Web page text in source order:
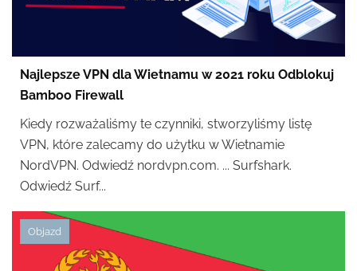
Najlepsze VPN dla Wietnamu w 2021 roku Odblokuj
Bamboo Firewall
Kiedy rozważaliśmy te czynniki, stworzyliśmy listę
VPN, które zalecamy do użytku w Wietnamie
NordVPN. Odwiedź nordvpn.com. ... Surfshark.
Odwiedź Surf...
Objazd